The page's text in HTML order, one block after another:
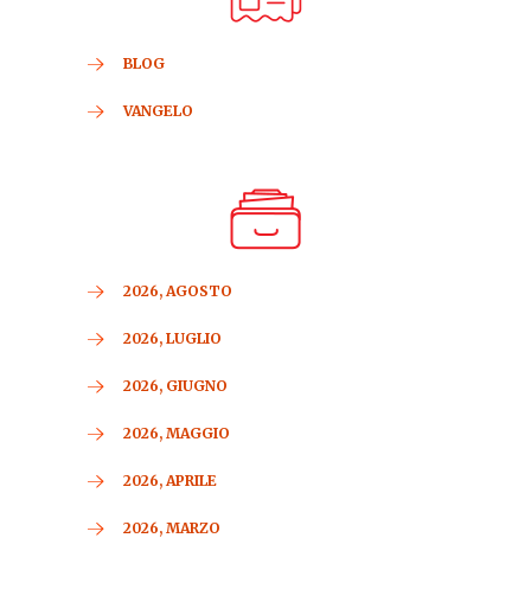
BLOG
VANGELO
2026, AGOSTO
2026, LUGLIO
2026, GIUGNO
2026, MAGGIO
2026, APRILE
2026, MARZO